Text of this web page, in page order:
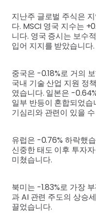
지난주 글로벌 주식은
다. MSCI 영국 지수는
니다. 영국 증시는 보수
입어 지지를 받았습니다.
중국은 -0.18%로 거의
국내 기술 산업 지원 정
였습니다. 일본은 -
일부 반등이 혼합되었
기심리와 관련이 있을
유럽은 -0.76% 하락했
신중한 태도 이후 투자
미쳤습니다.
북미는 -1.83%로 가장
과 AI 관련 주도의 상승
끌었습니다.